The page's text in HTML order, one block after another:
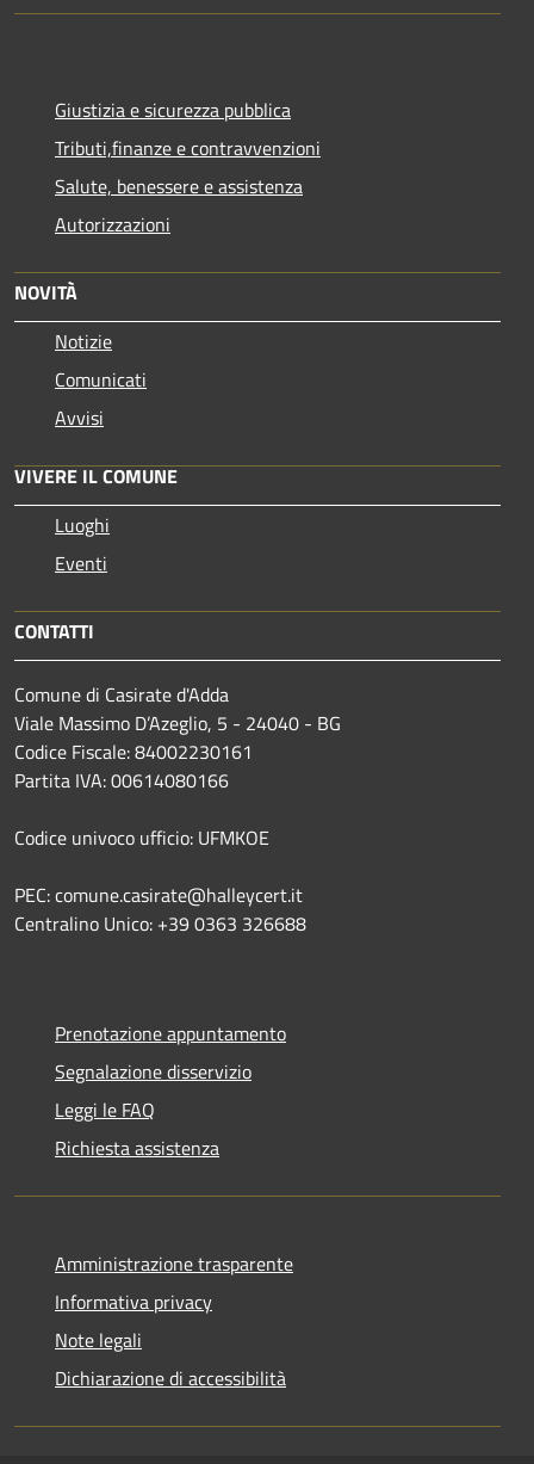
Giustizia e sicurezza pubblica
Tributi,finanze e contravvenzioni
Salute, benessere e assistenza
Autorizzazioni
NOVITÀ
Notizie
Comunicati
Avvisi
VIVERE IL COMUNE
Luoghi
Eventi
CONTATTI
Comune di Casirate d'Adda
Viale Massimo D’Azeglio, 5 - 24040 - BG
Codice Fiscale: 84002230161
Partita IVA: 00614080166
Codice univoco ufficio: UFMKOE
PEC: comune.casirate@halleycert.it
Centralino Unico: +39 0363 326688
Prenotazione appuntamento
Segnalazione disservizio
Leggi le FAQ
Richiesta assistenza
Amministrazione trasparente
Informativa privacy
Note legali
Dichiarazione di accessibilità